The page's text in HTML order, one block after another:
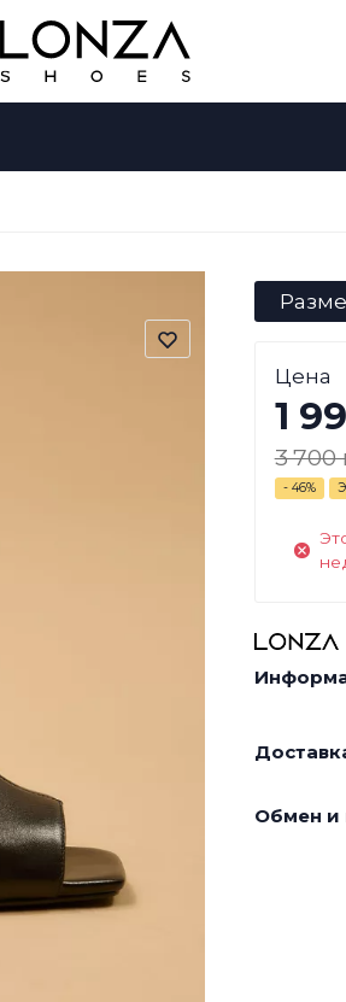
Цена
1
3 700
- 46%
Обмен и